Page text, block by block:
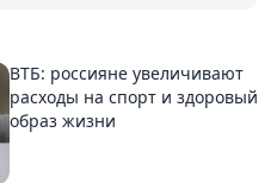
ВТБ: россияне увеличивают
расходы на спорт и здоровый
образ жизни